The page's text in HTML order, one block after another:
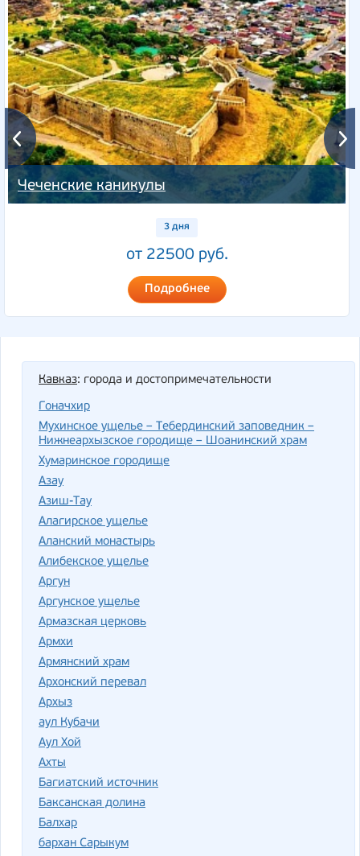
Чеченские каникулы
3 дня
от 22500 руб.
Подробнее
Кавказ: города и достопримечательности
Гоначхир
Мухинское ущелье – Тебердинский заповедник –
Нижнеархызское городище – Шоанинский храм
Хумаринское городище
Азау
Азиш-Тау
Алагирское ущелье
Аланский монастырь
Алибекское ущелье
Аргун
Аргунское ущелье
Армазская церковь
Армхи
Армянский храм
Архонский перевал
Архыз
аул Кубачи
Аул Хой
Ахты
Багиатский источник
Баксанская долина
Балхар
бархан Сарыкум